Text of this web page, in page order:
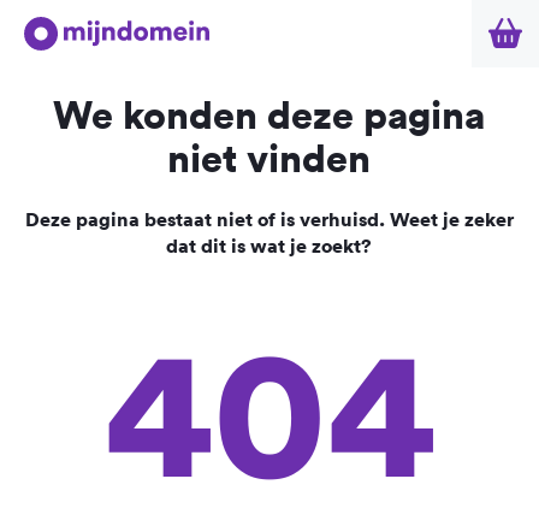
We konden deze pagina
niet vinden
Deze pagina bestaat niet of is verhuisd. Weet je zeker
dat dit is wat je zoekt?
404